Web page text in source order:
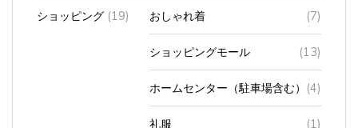
ショッピング (19) おしゃれ着 (7)
ショッピングモール (13)
ホームセンター（駐車場含む） (4)
礼服 (1)